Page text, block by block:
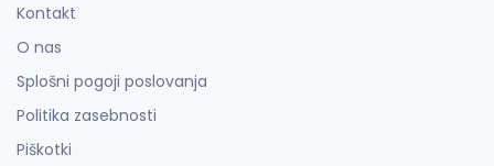
Kontakt
O nas
Splošni pogoji poslovanja
Politika zasebnosti
Piškotki